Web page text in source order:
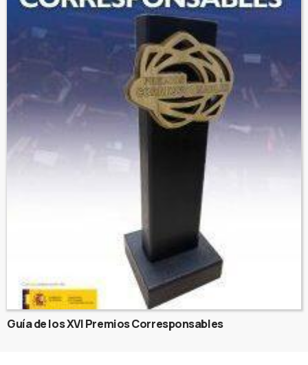
Guía de los XVI Premios Corresponsables